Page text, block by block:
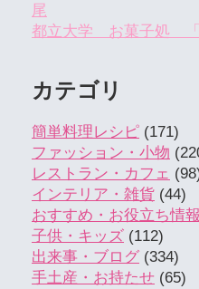
尾
都立大学 お菓子処
カテゴリ
簡単料理レシピ (171)
ファッション・小物
レストラン・カフェ
インテリア・雑貨 (44)
おすすめ・お役立ち情報
子供・キッズ (112)
出来事・ブログ (334)
手土産・お持たせ (65)